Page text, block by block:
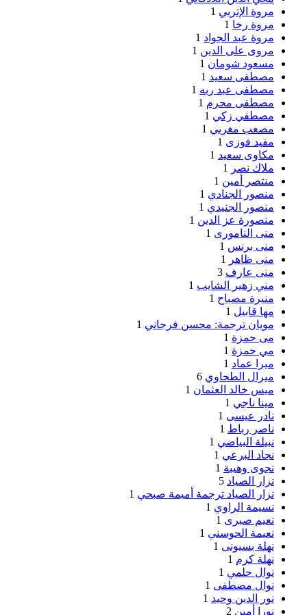
مروة الإتربي 1
مروة رخا 1
مروة عبد الجواد 1
مروى على الدين 1
مسعود شومان 1
مصطفى سعيد 1
مصطفى عبد ربه 1
مصطفى محرم 1
مصطفي زكي 1
مصعب مغربي 1
مفيد فوزى 1
مكاوى سعيد 1
ملاك نصر
1
منتصر أمين 1
منصور الجنادي 1
منصور الجنيدي 1
منصورة عز الدين 1
منى النامورى 1
منى برنس 1
منى ظاهر
1
منى عارف 3
مني زهير الشايب 1
منيرة مصباح 1
مها قابيل 1
مويان ترجمة: محسن فرجاني 1
مى حمزة 1
مي حمزة 1
ميرا عماد 1
ميرال الطحاوي 6
ميس خالد العثمان 1
مينا ناجي 1
نادر عيسى 1
ناصر رباط 1
نبيلة البياضي 1
نجاد البرعي 1
نجوى وهيبة 1
نزار الصياد 5
نزار الصياد ترجمة أميمة صبحي 1
نسيمة الراوي 1
نعيم صبرى 1
نعيمة الحوسني 1
نهلة بسيونى 1
نهلة كرم 1
نوال حلمي 1
نوال مصطفى 1
نور الدين وحيد 1
نورا أمين 2